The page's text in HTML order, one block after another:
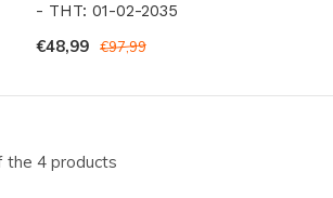
- THT: 01-02-2035
€48,99 €97,99
the 4 products